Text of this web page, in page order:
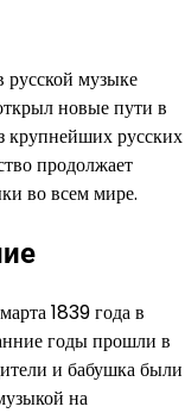
русской музыке
новые пути в
крупнейших русских
продолжает
во всем мире.
1839 года в
годы прошли в
и бабушка были
на